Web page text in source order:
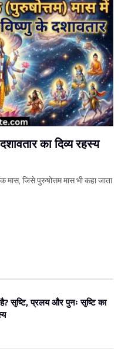
का दिव्य रहस्य
जिसे पुरुषोत्तम मास भी कहा जाता
सृष्टि, प्रलय और पुनः सृष्टि का